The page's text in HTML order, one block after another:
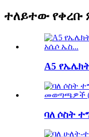
ተለይተው የቀረቡ
A5
ባለ ሶስት